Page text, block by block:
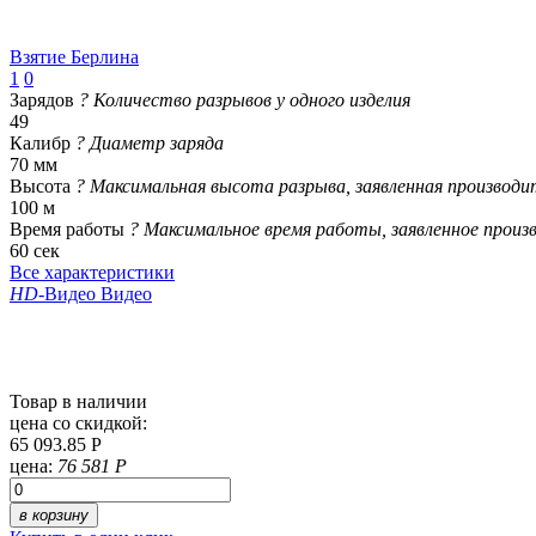
Взятие Берлина
1 0
Зарядов ? Количество разрывов у одного изделия
49
Калибр ? Диаметр заряда
70 мм
Высота ? Максимальная высота разрыва, заявленная
100 м
Время работы ? Максимальное время работы, заявленное
60 сек
Все характеристики
HD-Видео Видео
Товар в наличии
цена со скидкой:
65 093.85 Р
цена: 76 581 Р
в корзину